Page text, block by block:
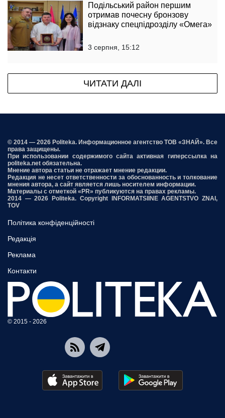
Подільський район першим
отримав почесну бронзову
відзнаку спецпідрозділу «Омега»
3 серпня, 15:12
ЧИТАТИ ДАЛІ
© 2014 — 2026 Politeka. Информационное агентство ТОВ «ЗНАЙ». Все
права защищены.
При использовании содержимого сайта активная гиперссылка на
politeka.net обязательна.
Мнение автора статьи не отражает мнение редакции.
Редакция не несет ответственности за обоснованность и толкование
мнения автора, а сайт является лишь носителем информации.
Материалы с отметкой «PR» публикуются на правах рекламы.
2014 — 2026 Politeka. Copyright INFORMATSIINE AGENTSTVO ZNAI,
TOV
Політика конфіденційності
Редакція
Реклама
Контакти
© 2015 - 2026